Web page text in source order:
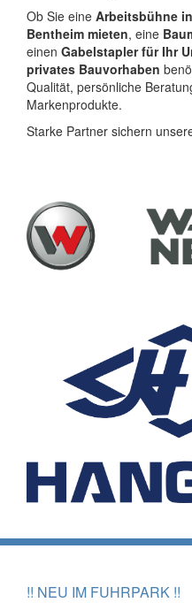
Ob Sie eine Arbeitsbühne
Bentheim mieten, eine
einen Gabelstapler für Ihr
privates Bauvorhaben
Qualität, persönliche
Markenprodukte.
Starke Partner sichern
!! NEU IM FUHRPARK !!